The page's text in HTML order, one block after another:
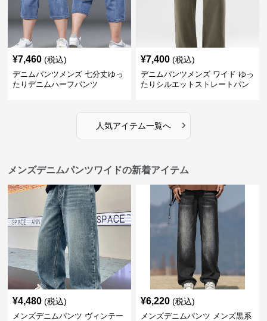
¥7,460 (税込)
デニムパンツメンズ 七分丈ゆっ
たりデニムハーフパンツ
¥7,400 (税込)
デニムパンツメンズ ワイド ゆっ
たりシルエットストレートパン
人気アイテム一覧へ ›
メンズデニムパンツワイドの新着アイテム
¥4,480 (税込)
メンズデニムパンツ ヴィンテー
¥6,220 (税込)
メンズデニムパンツ メンズ黒系